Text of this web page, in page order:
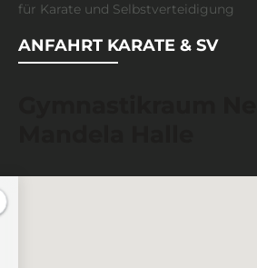
für Karate und Selbstverteidigung
ANFAHRT KARATE & SV